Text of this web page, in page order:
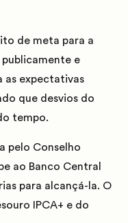
de meta para a
publicamente e
as expectativas
que desvios do
tempo.
pelo Conselho
ao Banco Central
para alcançá-la. O
IPCA+ e do